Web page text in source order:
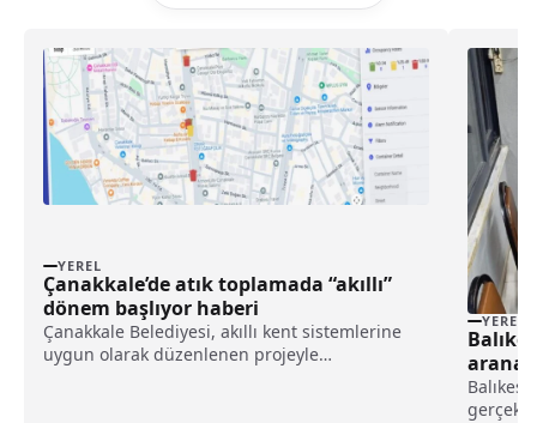
YEREL
Çanakkale’de atık toplamada “akıllı”
dönem başlıyor haberi
Çanakkale Belediyesi, akıllı kent sistemlerine
uygun olarak düzenlenen projeyle
YEREL